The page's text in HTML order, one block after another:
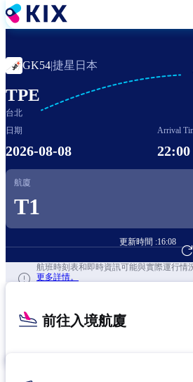
移
至
內
容
GK54|捷星日本
TPE
台北
日期
2026-08-08
Arrival
22:00
航廈
T1
更新時間 :16:08
前往航班預訂
航班時刻表和即時資訊可能與實際運行情
更多詳情。
前往入境航廈